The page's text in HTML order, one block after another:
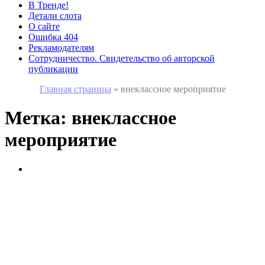
В Тренде!
Детали слота
О сайте
Ошибка 404
Рекламодателям
Сотрудничество. Свидетельство об авторской
публикации
Главная страница » внеклассное мероприятие
Метка: внеклассное
мероприятие